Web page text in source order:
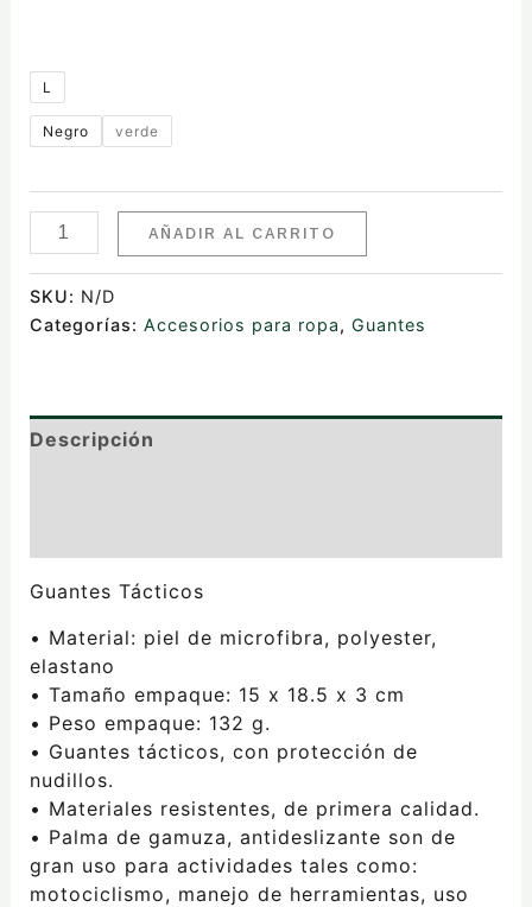
L
Negro verde
AÑADIR AL CARRITO
SKU: N/D
Categorías: Accesorios para ropa, Guantes
Descripción
Guantes Tácticos
• Material: piel de microfibra, polyester,
elastano
• Tamaño empaque: 15 x 18.5 x 3 cm
• Peso empaque: 132 g.
• Guantes tácticos, con protección de
nudillos.
• Materiales resistentes, de primera calidad.
• Palma de gamuza, antideslizante son de
gran uso para actividades tales como:
motociclismo, manejo de herramientas, uso